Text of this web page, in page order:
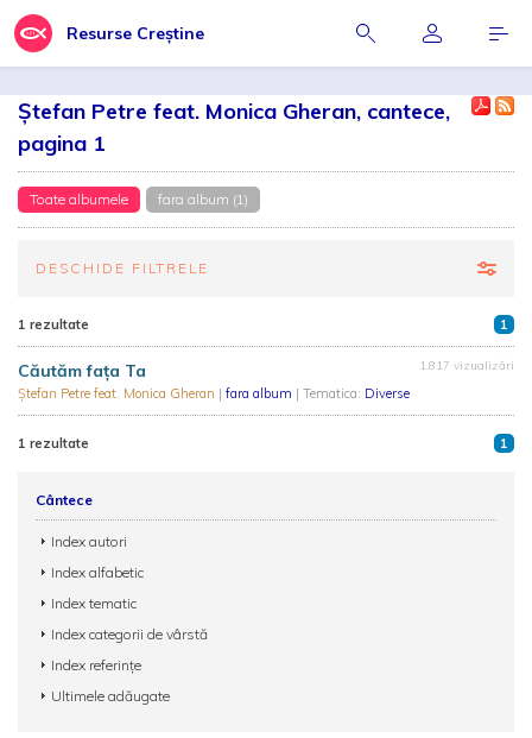
Resurse Creștine
Ștefan Petre feat. Monica Gheran, cantece,
pagina 1
Toate albumele fara album (1)
DESCHIDE FILTRELE
1 rezultate 1
Căutăm fața Ta
Ștefan Petre feat. Monica Gheran | fara album | Tematica: Diverse
1.817 vizualizări
1 rezultate 1
Cântece
Index autori
Index alfabetic
Index tematic
Index categorii de vârstă
Index referințe
Ultimele adăugate